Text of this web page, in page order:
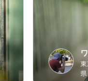
ワタナベ
東京都 神
県